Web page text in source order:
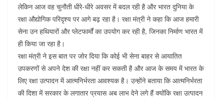
लेकिन आज वह चुनौती धीरे-धीरे अवसर में बदल रही है और भारत दुनिया के
रक्षा औद्योगिक परिदृश्य पर आगे बढ़ रहा है। रक्षा मंत्री ने कहा कि आज हमारी
सेना उन हथियारों और प्लेटफार्मों का उपयोग कर रही है, जिनका निर्माण भारत में
ही किया जा रहा है।
रक्षा मंत्री ने इस बात पर जोर दिया कि कोई भी सेना बाहर से आयातित
उपकरणों से अपने देश की रक्षा नहीं कर सकती है और आज के समय में भारत के
लिए रक्षा उत्पादन में आत्मनिर्भरता आवश्यक है। उन्होंने बताया कि आत्मनिर्भरता
की दिशा में सरकार के लगातार प्रयास अब लाभ देने लगे हैं क्योंकि रक्षा उत्पादन